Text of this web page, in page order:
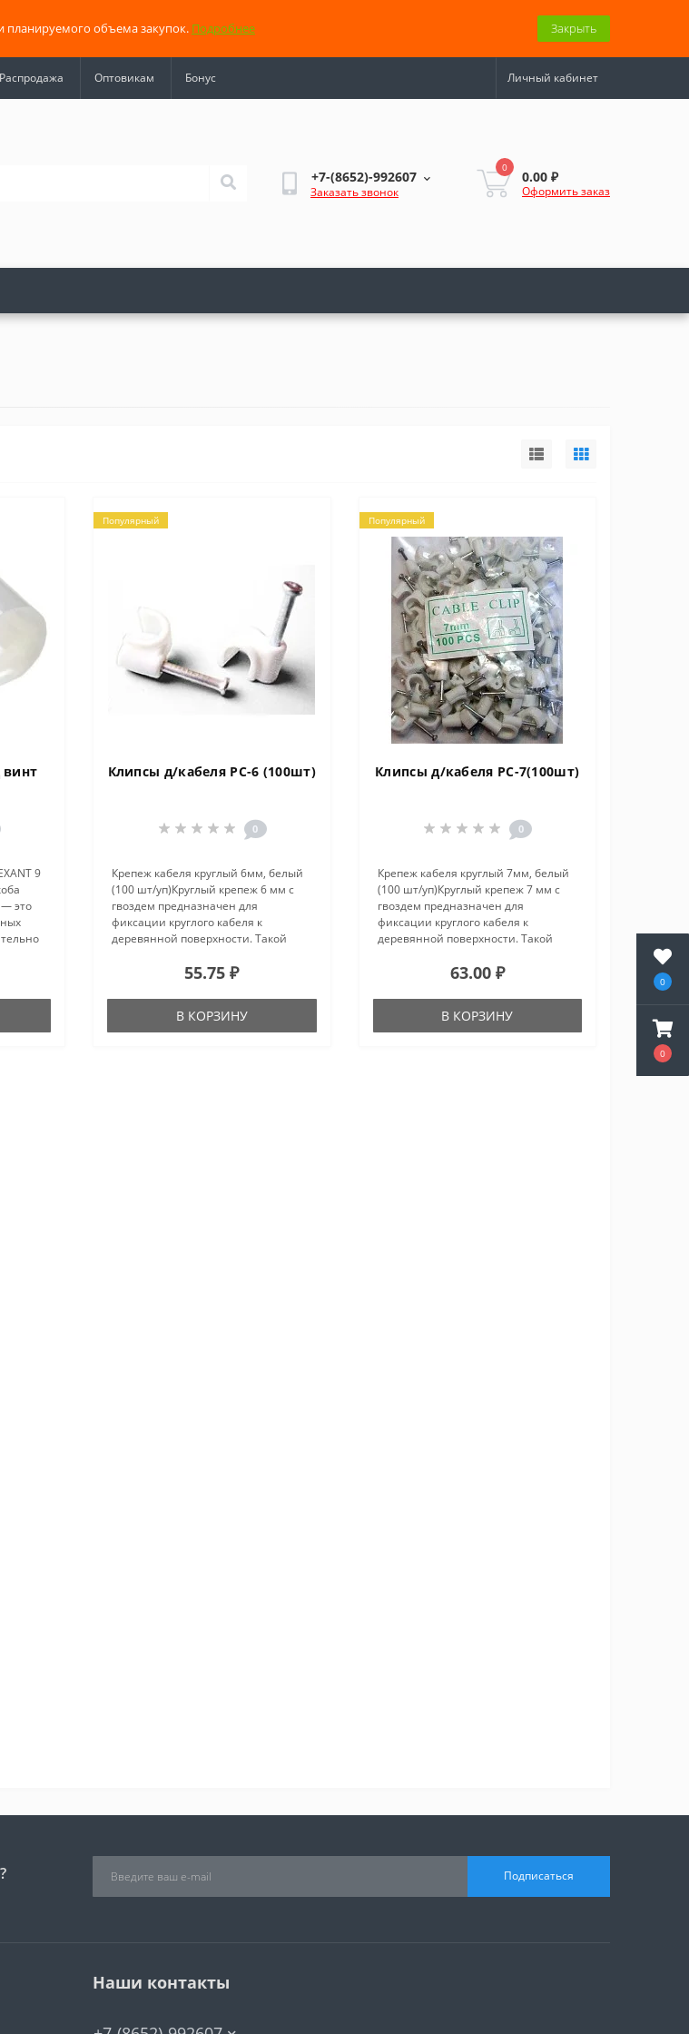
0
0
планируемого объема закупок. Подробнее Закрыть
Распродажа Оптовикам Бонус Личный кабинет
+7-(8652)-992607
Заказать звонок
0
0.00 ₽
Оформить заказ
винт
9
— это
у вас
Популярный
Клипсы д/кабеля PC-6 (100шт)
0
Крепеж кабеля круглый 6мм, белый
(100 шт/уп)Круглый крепеж 6 мм с
гвоздем предназначен для
фиксации круглого кабеля к
деревянной поверхности. Такой
использования на даче или в
доме.Представляет соб..
55.75 ₽
В КОРЗИНУ
Популярный
Клипсы д/кабеля PC-7(100шт)
0
Крепеж кабеля круглый 7мм, белый
(100 шт/уп)Круглый крепеж 7 мм с
гвоздем предназначен для
фиксации круглого кабеля к
деревянной поверхности. Такой
использования на даче или в
доме.Представляет соб..
63.00 ₽
В КОРЗИНУ
Подписаться
Наши контакты